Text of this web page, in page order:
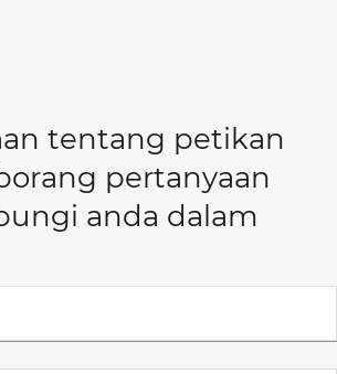
tentang petikan
pertanyaan
anda dalam